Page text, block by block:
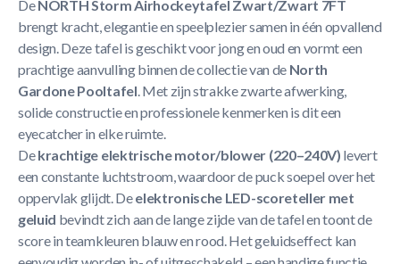
DeNORTH Storm Airhockeytafel Zwart/Zwart 7FT
brengt kracht, elegantie en speelplezier samen in één opvallend
design. Deze tafel is geschikt voor jong en oud en vormt een
prachtige aanvulling binnen de collectie van de North
Gardone Pooltafel. Met zijn strakke zwarte afwerking,
solide constructie en professionele kenmerken is dit een
eyecatcher in elke ruimte.
Dekrachtige elektrische motor/blower (220–240V) levert
een constante luchtstroom, waardoor de puck soepel over het
oppervlak glijdt. Deelektronische LED-scoreteller met
geluid bevindt zich aan de lange zijde van de tafel en toont de
score in teamkleuren blauw en rood. Het geluidseffect kan